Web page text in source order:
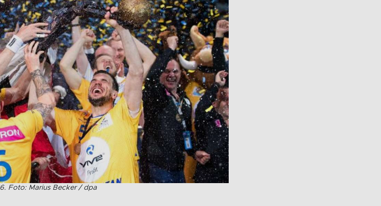
Foto: Marius Becker / dpa